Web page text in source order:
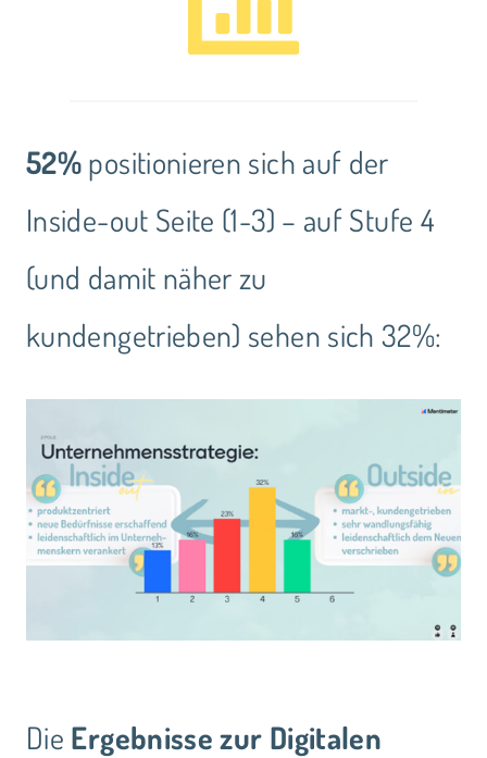
52%positionieren sich auf der
Inside-out Seite (1-3) – auf Stufe 4
(und damit näher zu
kundengetrieben) sehen sich 32%:
Die Ergebnisse zur Digitalen